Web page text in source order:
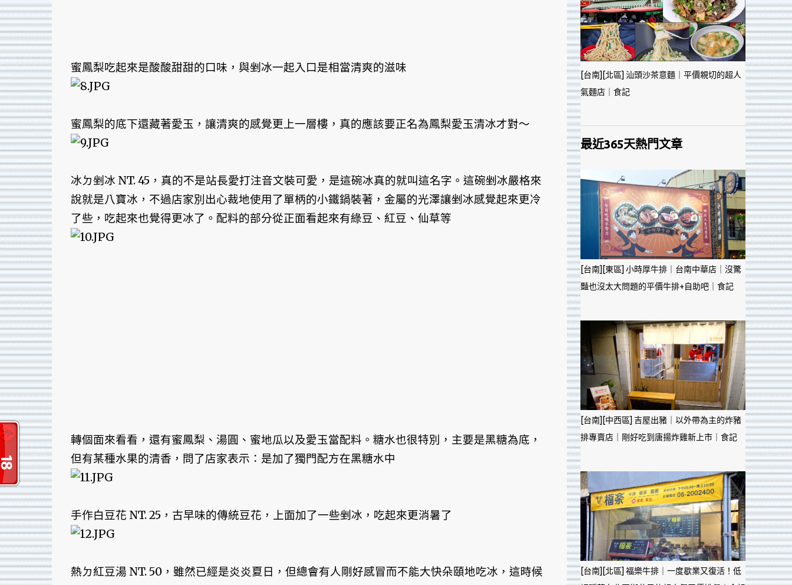
蜜鳳梨吃起來是酸酸甜甜的口味，與剉冰一起入口是相當清爽的滋味
蜜鳳梨的底下還藏著愛玉，讓清爽的感覺更上一層樓，真的應該要正名為鳳梨愛玉清冰才對～
冰ㄉ剉冰 NT. 45，真的不是站長愛打注音文裝可愛，是這碗冰真的就叫這名字。這碗剉冰嚴格來
說就是八寶冰，不過店家別出心裁地使用了單柄的小鐵鍋裝著，金屬的光澤讓剉冰感覺起來更冷
了些，吃起來也覺得更冰了。配料的部分從正面看起來有綠豆、紅豆、仙草等
轉個面來看看，還有蜜鳳梨、湯圓、蜜地瓜以及愛玉當配料。糖水也很特別，主要是黑糖為底，
但有某種水果的清香，問了店家表示：是加了獨門配方在黑糖水中
手作白豆花 NT. 25，古早味的傳統豆花，上面加了一些剉冰，吃起來更消暑了
熱ㄉ紅豆湯 NT. 50，雖然已經是炎炎夏日，但總會有人剛好感冒而不能大快朵頤地吃冰，這時候
[台南][北區] 汕頭沙茶意麵｜平價親切的超人
氣麵店｜食記
最近365天熱門文章
[台南][東區] 小時厚牛排｜台南中華店｜沒驚
豔也沒太大問題的平價牛排+自助吧｜食記
[台南][中西區] 吉屋出豬｜以外帶為主的炸豬
排專賣店｜剛好吃到唐揚炸雞新上市｜食記
[台南][北區] 福樂牛排｜一度歇業又復活！低